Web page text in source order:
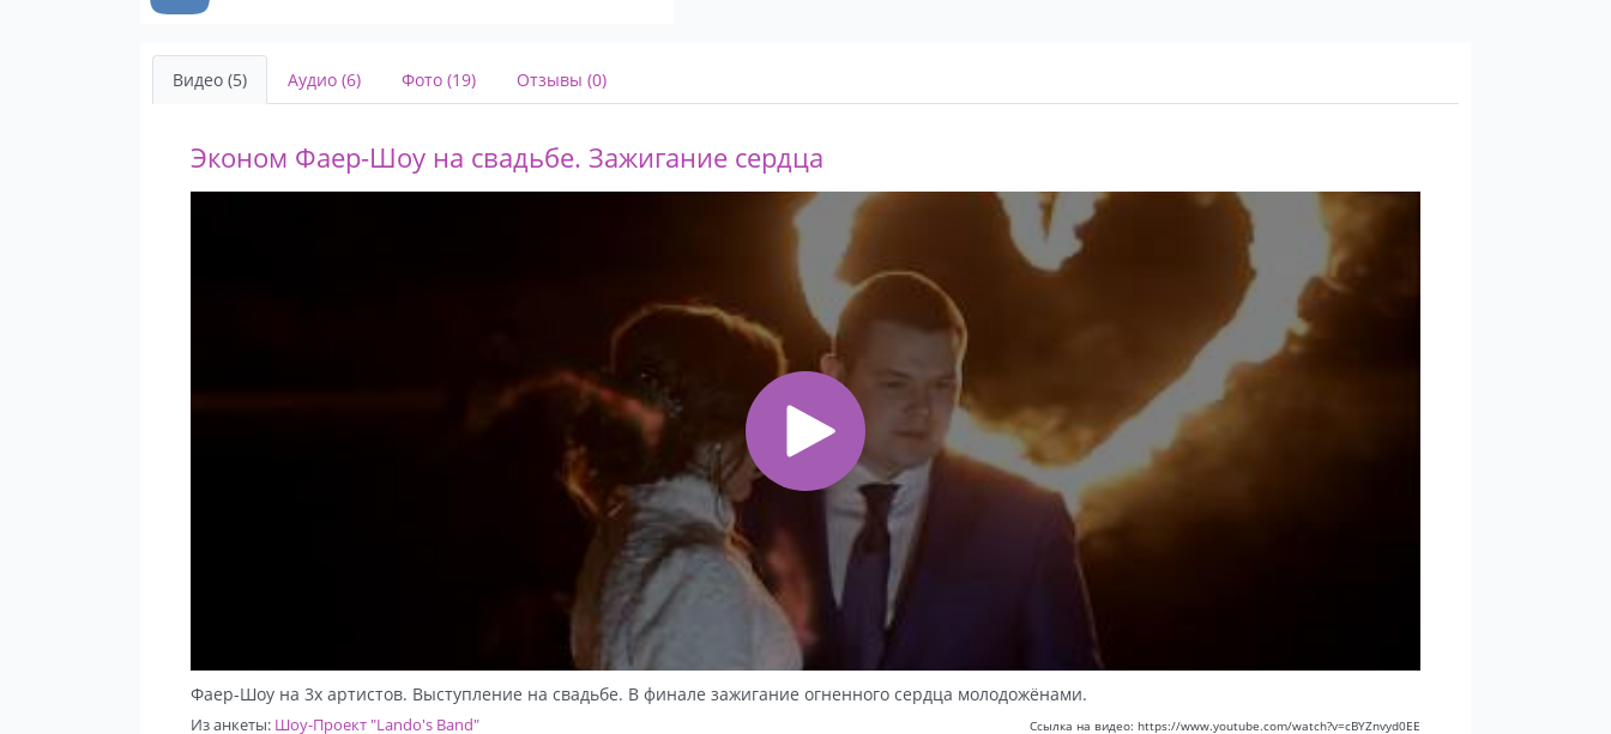
Видео (5) Аудио (6) Фото (19) Отзывы (0)
Эконом Фаер-Шоу на свадьбе. Зажигание сердца
Фаер-Шоу на 3х артистов. Выступление на свадьбе. В финале зажигание огненного сердца молодожёнами.
Из анкеты: Шоу-Проект "Lando's Band" Ссылка на видео: https://www.youtube.com/watch?v=cBYZnvyd0EE